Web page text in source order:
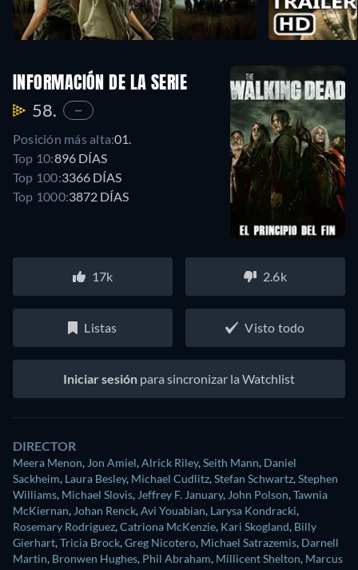
INFORMACIÓN DE LA SERIE
58. —
Posición más alta:01.
Top 10:896 DÍAS
Top 100:3366 DÍAS
Top 1000:3872 DÍAS
17k 2.6k
Listas Visto todo
Iniciar sesión para sincronizar la Watchlist
DIRECTOR
Meera Menon, Jon Amiel,Alrick Riley,Seith Mann, Daniel
Sackheim, Laura Besley, Michael Cudlitz,Stefan Schwartz,Stephen
Williams, Michael Slovis, Jeffrey F. January, John Polson,Tawnia
McKiernan, Johan Renck,Avi Youabian, Larysa Kondracki,
Rosemary Rodriguez,Catriona McKenzie, Kari Skogland, Billy
Gierhart,Tricia Brock,Greg Nicotero, Michael Satrazemis, Darnell
Martin, Bronwen Hughes, Phil Abraham, Millicent Shelton, Marcus